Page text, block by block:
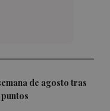
de agosto tras